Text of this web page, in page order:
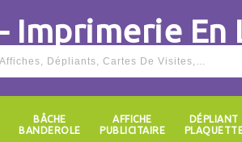
BÂCHE
BANDEROLE
AFFICHE
PUBLICITAIRE
DÉPLIANT